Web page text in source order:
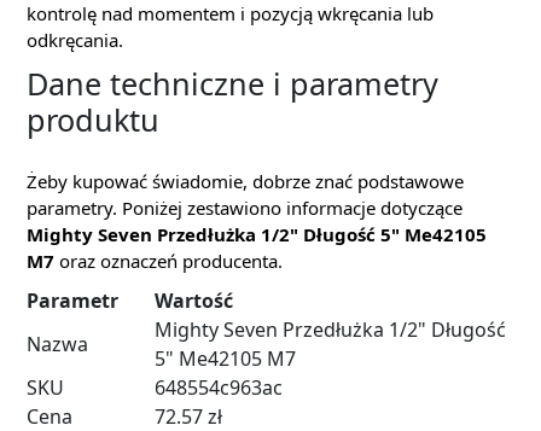
kontrolę nad momentem i pozycją wkręcania lub
odkręcania.
Dane techniczne i parametry
produktu
Żeby kupować świadomie, dobrze znać podstawowe
parametry. Poniżej zestawiono informacje dotyczące
Mighty Seven Przedłużka 1/2" Długość 5" Me42105
M7 oraz oznaczeń producenta.
Parametr
Wartość
Nazwa
Mighty Seven Przedłużka 1/2" Długość
5" Me42105 M7
SKU
648554c963ac
Cena
72.57 zł